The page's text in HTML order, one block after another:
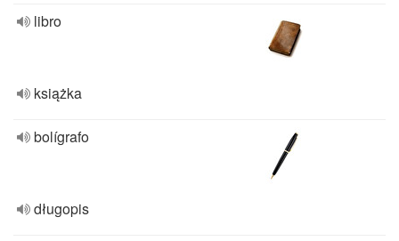
libro
książka
bolígrafo
długopis